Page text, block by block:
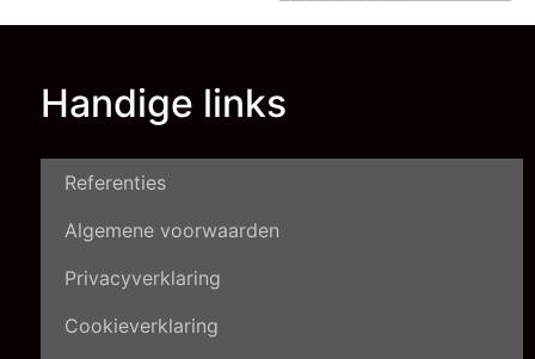
Handige links
Referenties
Algemene voorwaarden
Privacyverklaring
Cookieverklaring